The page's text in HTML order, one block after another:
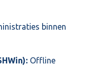
binnen
Offline